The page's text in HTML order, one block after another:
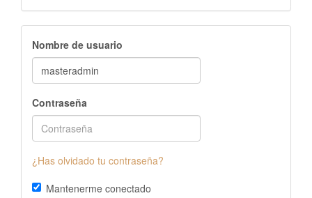
Nombre de usuario
Contraseña
¿Has olvidado tu contraseña?
Mantenerme conectado